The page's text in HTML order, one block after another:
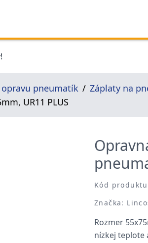
pneumatík
Záplaty na
UR11 PLUS
Kód
Značka:
Rozmer
nízkej teplote